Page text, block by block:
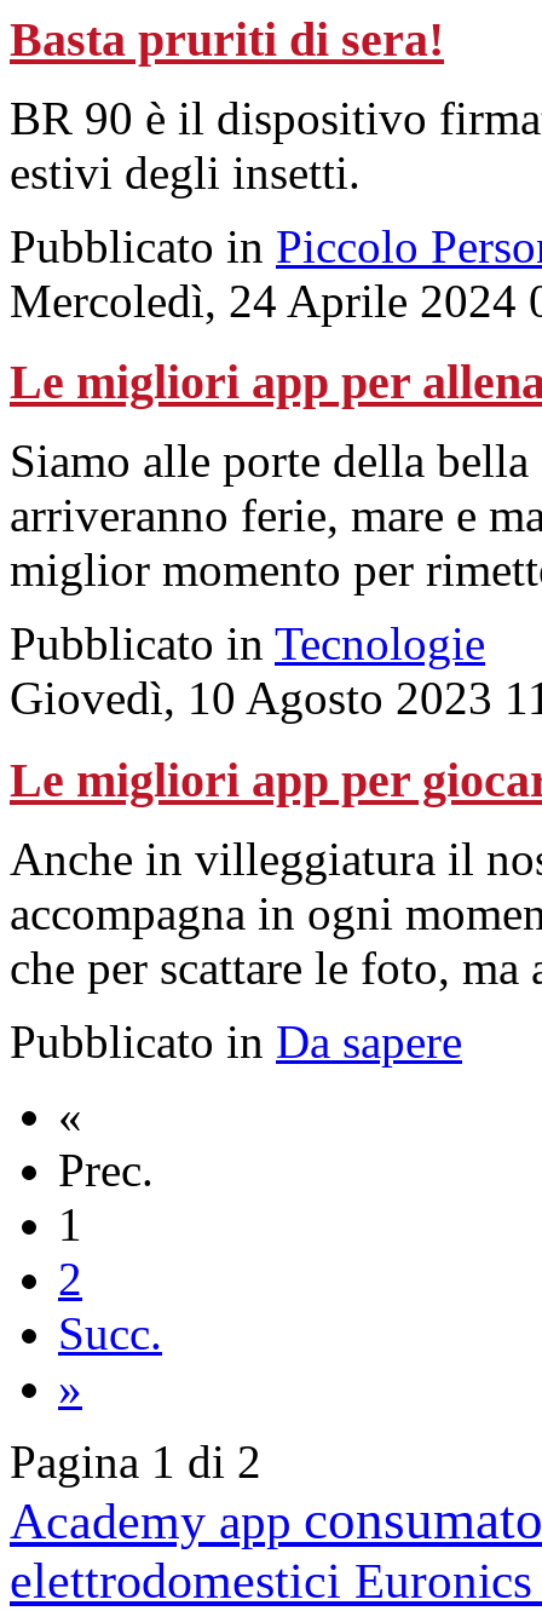
Basta pruriti di sera!
BR 90 è il dispositivo
estivi degli insetti.
Pubblicato in Piccolo
Mercoledì, 24 Aprile 2024
Le migliori app per
Siamo alle porte della
arriveranno ferie, mare e
miglior momento per
Pubblicato in Tecnologie
Giovedì, 10 Agosto 2023
Le migliori app per
Anche in villeggiatura il
accompagna in ogni
che per scattare le foto, ma
Pubblicato in Da sapere
«
Prec.
1
2
Succ.
»
Pagina 1 di 2
Academy app
elettrodomestici